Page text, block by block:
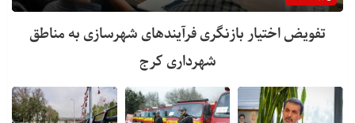
تفویض اختیار بازنگری فرآیندهای شهرسازی به مناطق
شهرداری کرج